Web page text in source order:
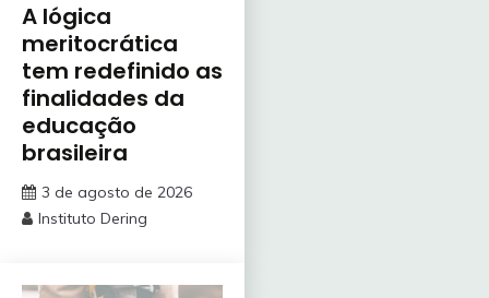
A lógica
meritocrática
tem redefinido as
finalidades da
educação
brasileira
3 de agosto de 2026
Instituto Dering